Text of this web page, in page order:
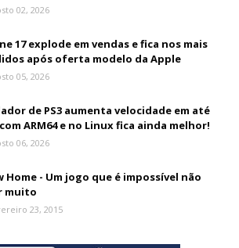
02, 2026
17 explode em vendas e fica nos mais
após oferta modelo da Apple
05, 2026
de PS3 aumenta velocidade em até
ARM64 e no Linux fica ainda melhor!
06, 2026
Home - Um jogo que é impossível não
muito
23, 2015